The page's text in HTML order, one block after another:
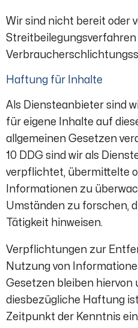
Wir sind nicht bereit oder
Streitbeilegungsverfahren
Haftung für Inhalte
Als Diensteanbieter sind
für eigene Inhalte auf
allgemeinen Gesetzen
10 DDG sind wir als
verpflichtet, übermittelte
Informationen zu
Umständen zu forschen,
Tätigkeit hinweisen.
Verpflichtungen zur
Nutzung von
Gesetzen bleiben hiervon
diesbezügliche Haftung
Zeitpunkt der Kenntnis